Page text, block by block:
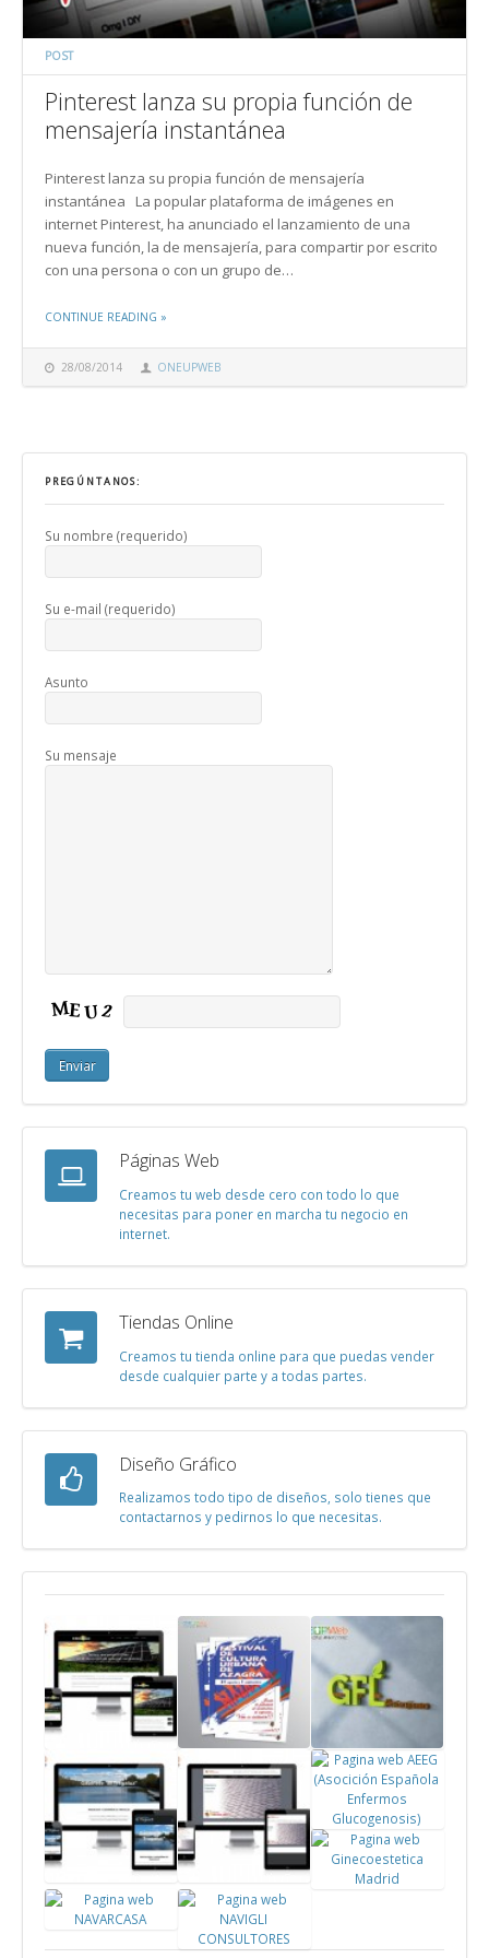
POST
Pinterest lanza su propia función de
mensajería instantánea
28/08/2014 ONEUPWEB
Pinterest lanza su propia función de mensajería
instantánea La popular plataforma de imágenes en
internet Pinterest, ha anunciado el lanzamiento de una
nueva función, la de mensajería, para compartir por escrito
con una persona o con un grupo de…
CONTINUE READING THE "PINTEREST LANZA SU PROPIA FUNCIÓN DE
»
PREGÚNTANOS:
Su nombre (requerido)
Su e-mail (requerido)
Asunto
Su mensaje
Páginas Web
Creamos tu web desde cero con todo lo que
necesitas para poner en marcha tu negocio en
internet.
Tiendas Online
Creamos tu tienda online para que puedas vender
desde cualquier parte y a todas partes.
Diseño Gráfico
Realizamos todo tipo de diseños, solo tienes que
contactarnos y pedirnos lo que necesitas.
Pagina
web
Climaelec
Zaragoza
Cartel
publicitario
Festival
Cultura
Urbana
Azagra
Logotipo
Green For
Life
Pagina
web El
Tragaluz,
Pagina
web
Pizarras
Pagina
web AEEG
Madrid
Pagina web